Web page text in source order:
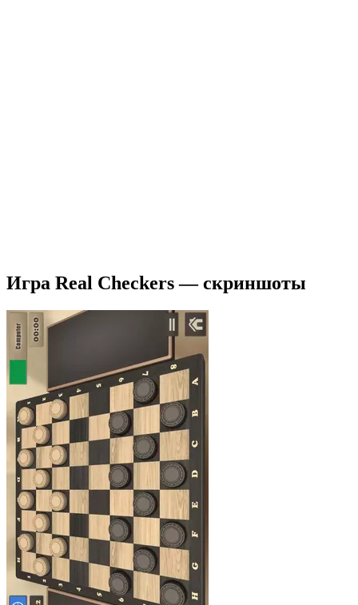
Игра Real Checkers — скриншоты